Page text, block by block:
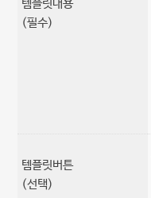
템플릿내용
(필수)
템플릿버튼
(선택)